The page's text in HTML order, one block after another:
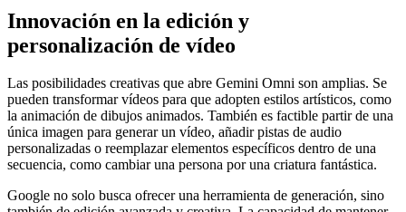
Innovación en la edición y
personalización de vídeo
Las posibilidades creativas que abre Gemini Omni son amplias. Se
pueden transformar vídeos para que adopten estilos artísticos, como
la animación de dibujos animados. También es factible partir de una
única imagen para generar un vídeo, añadir pistas de audio
personalizadas o reemplazar elementos específicos dentro de una
secuencia, como cambiar una persona por una criatura fantástica.
Google no solo busca ofrecer una herramienta de generación, sino